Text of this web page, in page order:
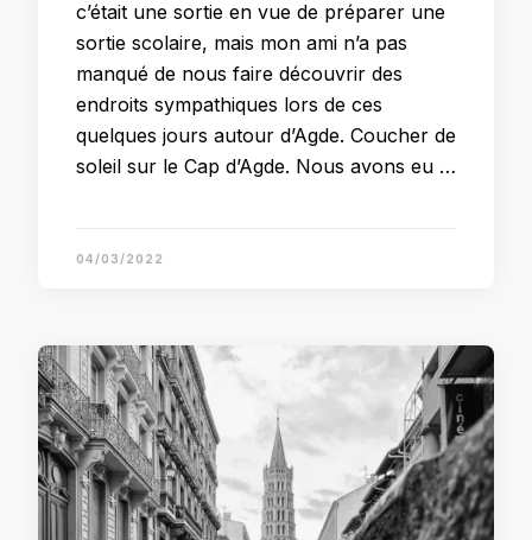
c’était une sortie en vue de préparer une
sortie scolaire, mais mon ami n’a pas
manqué de nous faire découvrir des
endroits sympathiques lors de ces
quelques jours autour d’Agde. Coucher de
soleil sur le Cap d’Agde. Nous avons eu …
04/03/2022